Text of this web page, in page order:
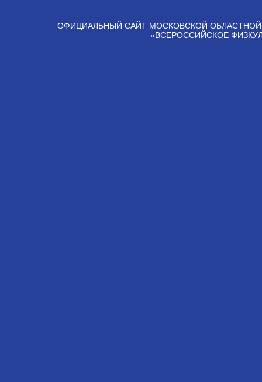
ОФИЦИАЛЬНЫЙ САЙТ МОСКОВСКОЙ
«ВСЕРОССИЙСКОЕ